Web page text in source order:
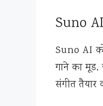
Suno
Suno AI
गाने का
संगीत तैयार